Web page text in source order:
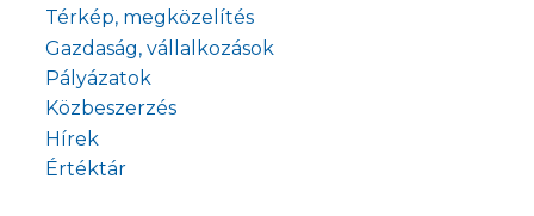
Térkép, megközelítés
Gazdaság, vállalkozások
Pályázatok
Közbeszerzés
Hírek
Értéktár